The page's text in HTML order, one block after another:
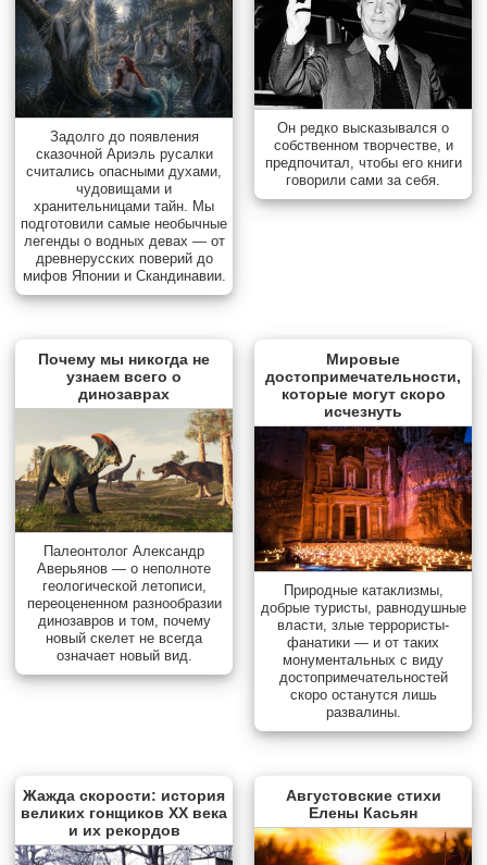
Задолго до появления
сказочной Ариэль русалки
считались опасными духами,
чудовищами и
хранительницами тайн. Мы
подготовили самые необычные
легенды о водных девах — от
древнерусских поверий до
мифов Японии и Скандинавии.
Он редко высказывался о
собственном творчестве, и
предпочитал, чтобы его книги
говорили сами за себя.
Почему мы никогда не
узнаем всего о
динозаврах
Палеонтолог Александр
Аверьянов — о неполноте
геологической летописи,
переоцененном разнообразии
динозавров и том, почему
новый скелет не всегда
означает новый вид.
Мировые
достопримечательности,
которые могут скоро
исчезнуть
Природные катаклизмы,
добрые туристы, равнодушные
власти, злые террористы-
фанатики — и от таких
монументальных с виду
достопримечательностей
скоро останутся лишь
развалины.
Жажда скорости: история
великих гонщиков XX века
и их рекордов
Августовские стихи
Елены Касьян